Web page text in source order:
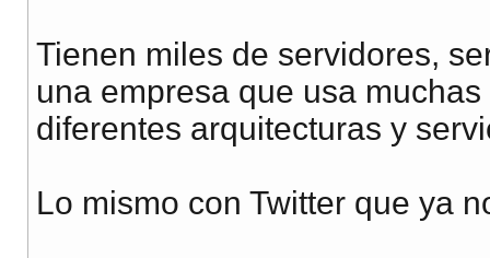
Tienen miles de servidores,
una empresa que usa
diferentes arquitecturas y
Lo mismo con Twitter que ya